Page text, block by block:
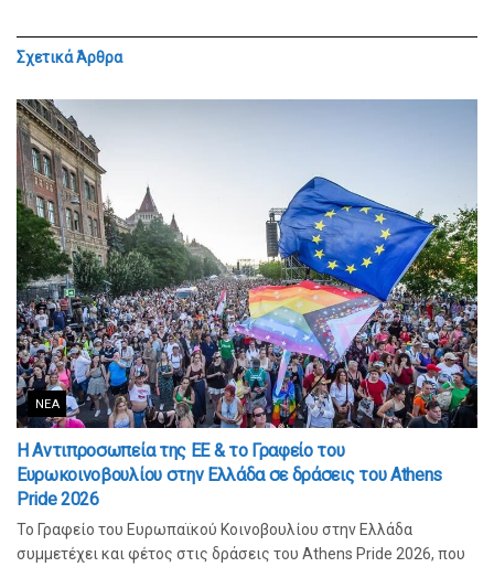
ΣχετικάΆρθρα
ΝΈΑ
Η Αντιπροσωπεία της ΕΕ & το Γραφείο του
Ευρωκοινοβουλίου στην Ελλάδα σε δράσεις του Athens
Pride 2026
Το Γραφείο του Ευρωπαϊκού Κοινοβουλίου στην Ελλάδα
συμμετέχει και φέτος στις δράσεις του Athens Pride 2026, που